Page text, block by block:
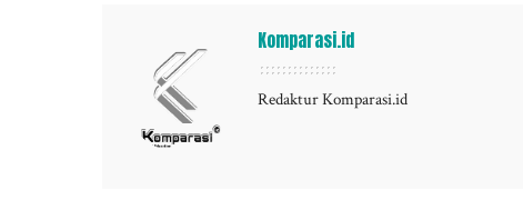
Komparasi.id
Redaktur Komparasi.id